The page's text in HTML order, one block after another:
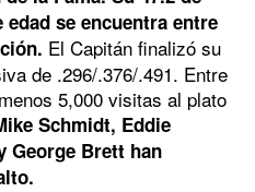
edad se encuentra entre
El Capitán finalizó su
de .296/.376/.491. Entre
5,000 visitas al plato
Schmidt, Eddie
George Brett han